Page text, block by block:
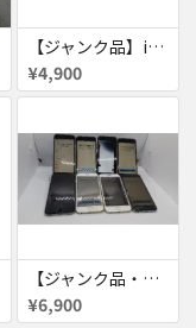
【ジャンク品】iPhone6s ４台セット
¥4,900
【ジャンク品・初期化済】iPhone6 8台セット
¥6,900